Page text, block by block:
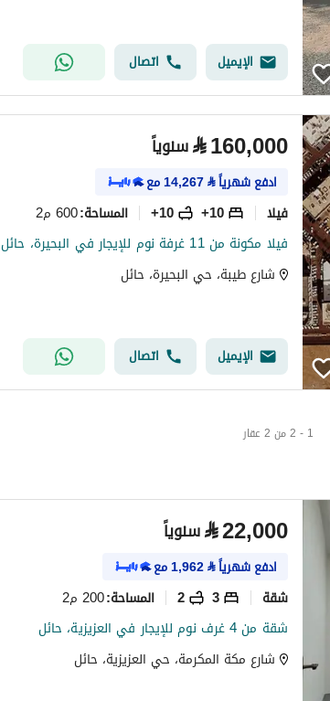
الإيميل اتصال
⃁160,000 سنوياً
ادفع شهرياً⃁
14,267مع
فیلا 10+
10+ المساحة:600 م2
فيلا مكونة من 11 غرفة نوم للإيجار في البحيرة، حائل
شارع طيبة، حي البحيرة، حائل
الإيميل اتصال
1 - 2 من 2 عقار
⃁22,000 سنوياً
ادفع شهرياً⃁
1,962مع
شقة 3
2 المساحة:200 م2
شقة من 4 غرف نوم للإيجار في العزيزية، حائل
شارع مكة المكرمة، حي العزيزية، حائل